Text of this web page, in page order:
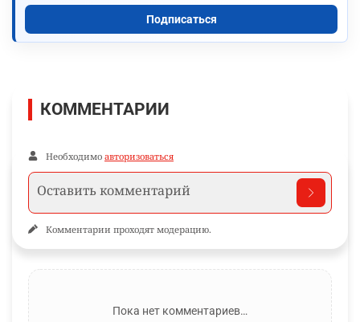
Подписаться
КОММЕНТАРИИ
Необходимо авторизоваться
Комментарии проходят модерацию.
Пока нет комментариев…